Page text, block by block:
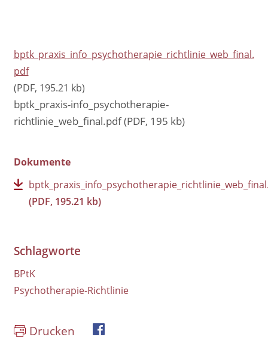
bptk_praxis_info_psychotherapie_richtlinie_web_final.
pdf
(PDF, 195.21 kb)
bptk_praxis-info_psychotherapie-
richtlinie_web_final.pdf (PDF, 195 kb)
Dokumente
(PDF, 195.21 kb)
Schlagworte
BPtK
Psychotherapie-Richtlinie
Drucken